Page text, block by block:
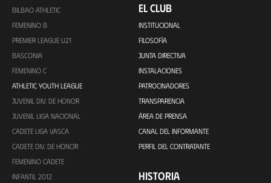
BILBAO ATHLETIC
FEMENINO B
PREMIER LEAGUE U21
BASCONIA
FEMENINO C
ATHLETIC YOUTH LEAGUE
JUVENIL DIV. DE HONOR
JUVENIL LIGA NACIONAL
CADETE LIGA VASCA
CADETE DIV. DE HONOR
FEMENINO CADETE
INFANTIL 2012
EL CLUB
INSTITUCIONAL
FILOSOFÍA
JUNTA DIRECTIVA
INSTALACIONES
PATROCINADORES
TRANSPARENCIA
ÁREA DE PRENSA
CANAL DEL INFORMANTE
PERFIL DEL CONTRATANTE
HISTORIA